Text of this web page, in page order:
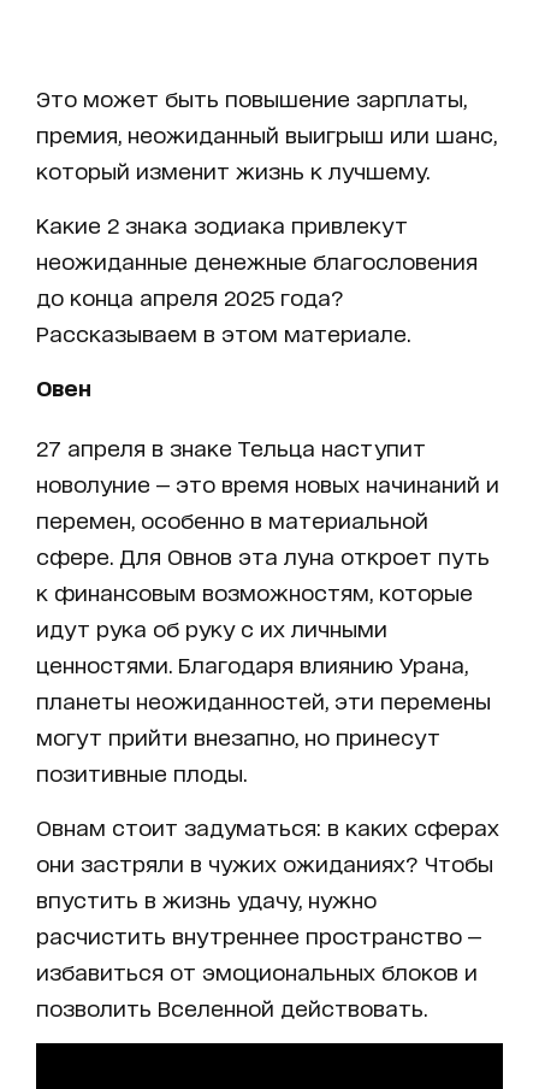
Это может быть повышение зарплаты,
премия, неожиданный выигрыш или шанс,
который изменит жизнь к лучшему.
Какие 2 знака зодиака привлекут
неожиданные денежные благословения
до конца апреля 2025 года?
Рассказываем в этом материале.
Овен
27 апреля в знаке Тельца наступит
новолуние — это время новых начинаний и
перемен, особенно в материальной
сфере. Для Овнов эта луна откроет путь
к финансовым возможностям, которые
идут рука об руку с их личными
ценностями. Благодаря влиянию Урана,
планеты неожиданностей, эти перемены
могут прийти внезапно, но принесут
позитивные плоды.
Овнам стоит задуматься: в каких сферах
они застряли в чужих ожиданиях? Чтобы
впустить в жизнь удачу, нужно
расчистить внутреннее пространство —
избавиться от эмоциональных блоков и
позволить Вселенной действовать.